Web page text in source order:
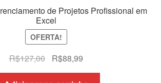
de Projetos Profissional em
Excel
OFERTA!
R$127,00
O
preço
R$88,99
preço